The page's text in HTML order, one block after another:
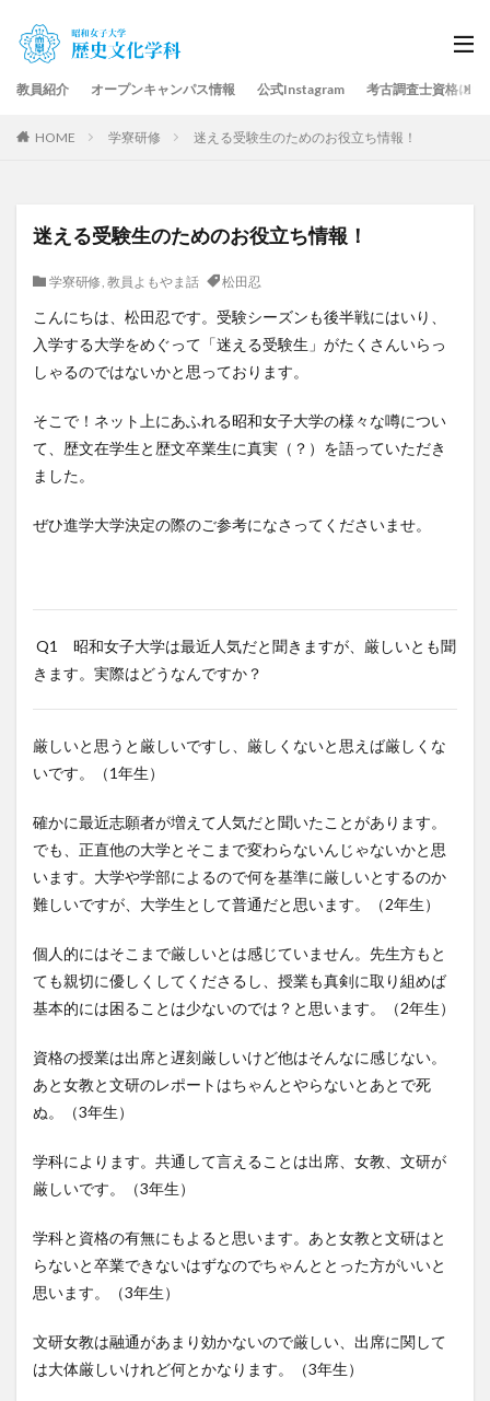
教員紹介 オープンキャンパス情報 公式Instagram 考古調査士資格につ
HOME 学寮研修 迷える受験生のためのお役立ち情報！
迷える受験生のためのお役立ち情報！
学寮研修, 教員よもやま話 松田忍
こんにちは、松田忍です。受験シーズンも後半戦にはいり、
入学する大学をめぐって「迷える受験生」がたくさんいらっ
しゃるのではないかと思っております。
そこで！ネット上にあふれる昭和女子大学の様々な噂につい
て、歴文在学生と歴文卒業生に真実（？）を語っていただき
ました。
ぜひ進学大学決定の際のご参考になさってくださいませ。
Q1 昭和女子大学は最近人気だと聞きますが、厳しいとも聞
きます。実際はどうなんですか？
厳しいと思うと厳しいですし、厳しくないと思えば厳しくな
いです。（1年生）
確かに最近志願者が増えて人気だと聞いたことがあります。
でも、正直他の大学とそこまで変わらないんじゃないかと思
います。大学や学部によるので何を基準に厳しいとするのか
難しいですが、大学生として普通だと思います。（2年生）
個人的にはそこまで厳しいとは感じていません。先生方もと
ても親切に優しくしてくださるし、授業も真剣に取り組めば
基本的には困ることは少ないのでは？と思います。（2年生）
資格の授業は出席と遅刻厳しいけど他はそんなに感じない。
あと女教と文研のレポートはちゃんとやらないとあとで死
ぬ。（3年生）
学科によります。共通して言えることは出席、女教、文研が
厳しいです。（3年生）
学科と資格の有無にもよると思います。あと女教と文研はと
らないと卒業できないはずなのでちゃんととった方がいいと
思います。（3年生）
文研女教は融通があまり効かないので厳しい、出席に関して
は大体厳しいけれど何とかなります。（3年生）